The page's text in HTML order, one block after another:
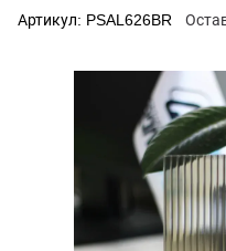
Артикул: PSAL626BR